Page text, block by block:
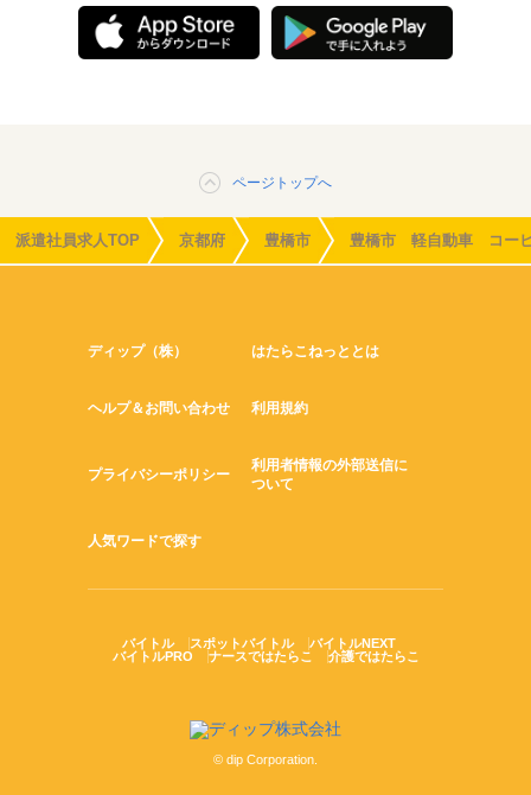
ページトップへ
派遣社員求人TOP 京都府 豊橋市 豊橋市 軽自動車 コー
ディップ（株） はたらこねっととは
ヘルプ＆お問い合わせ 利用規約
プライバシーポリシー
利用者情報の外部送信に
ついて
人気ワードで探す
バイトル スポットバイトル
バイトルNEXT
バイトルPRO
ナースではたらこ 介護ではたらこ
© dip Corporation.